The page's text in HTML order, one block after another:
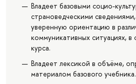
Владеет базовыми социо-
страноведческими
уверенную ориентацию в
коммуникативных ситуациях,
курса.
Владеет лексикой в объёме,
материалом базового учебника.